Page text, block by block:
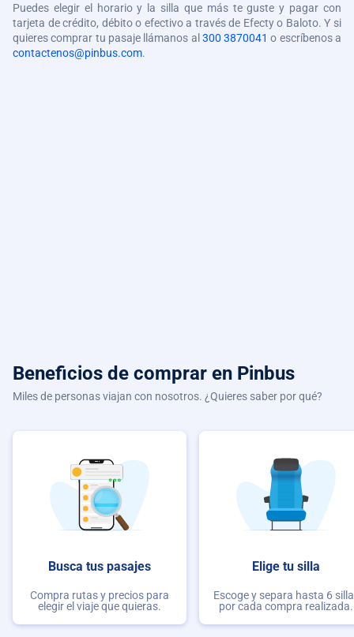
Puedes elegir el horario y la silla que más te guste y pagar con
tarjeta de crédito, débito o efectivo a través de Efecty o Baloto. Y si
quieres comprar tu pasaje llámanos al300 3870041 o escríbenos a
contactenos@pinbus.com.
Beneficios de comprar en Pinbus
Miles de personas viajan con nosotros. ¿Quieres saber por qué?
Busca tus pasajes
Compra rutas y precios para
elegir el viaje que quieras.
Elige tu silla
Escoge y separa hasta 6
por cada compra realizada.